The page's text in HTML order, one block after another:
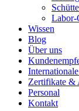
Labor-
Wissen
Blog
Über uns
Zertifikate &
Personal
Kontakt